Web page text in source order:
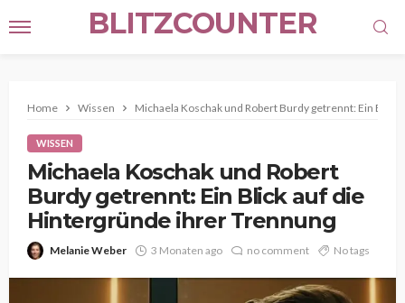
BLITZCOUNTER
Home Wissen Michaela Koschak und Robert Burdy getrennt: Ein
WISSEN
Michaela Koschak und Robert
Burdy getrennt: Ein Blick auf die
Hintergründe ihrer Trennung
Melanie Weber 3 Monaten ago no comment No tags